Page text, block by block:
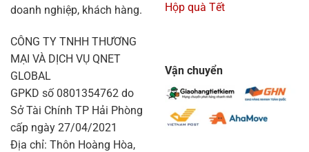
doanh nghiệp, khách hàng.
CÔNG TY TNHH THƯƠNG
MẠI VÀ DỊCH VỤ QNET
GLOBAL
GPKD số 0801354762 do
Sở Tài Chính TP Hải Phòng
cấp ngày 27/04/2021
Địa chỉ: Thôn Hoàng Hòa,
Hộp quà Tết
Vận chuyển